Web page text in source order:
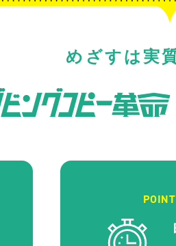
めざすは実
POINT